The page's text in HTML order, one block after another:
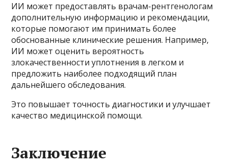
ИИ может предоставлять врачам-рентгенологам
дополнительную информацию и рекомендации,
которые помогают им принимать более
обоснованные клинические решения. Например,
ИИ может оценить вероятность
злокачественности уплотнения в легком и
предложить наиболее подходящий план
дальнейшего обследования.
Это повышает точность диагностики и улучшает
качество медицинской помощи.
Заключение